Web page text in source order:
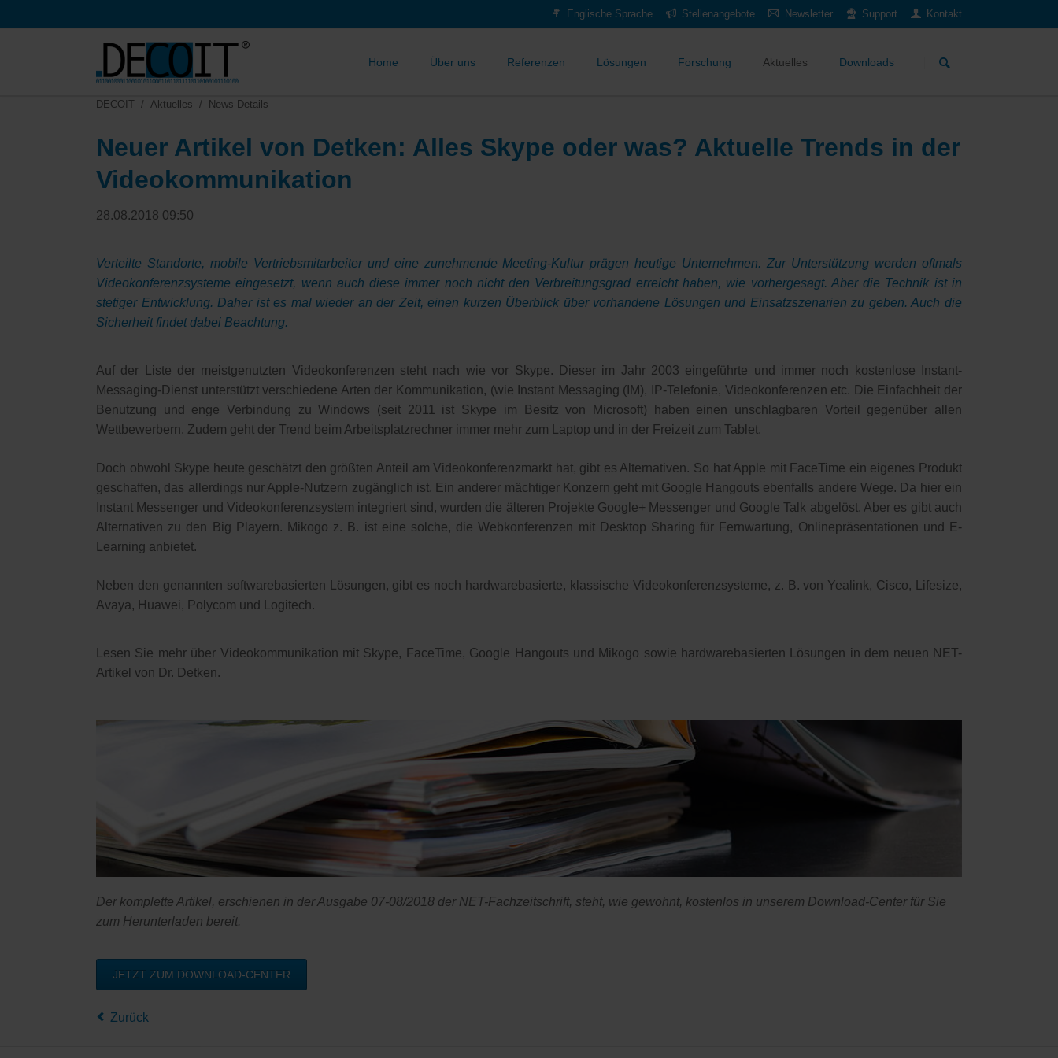
Englische Sprache Stellenangebote Newsletter Support Kontakt
überspringen
Home Über uns Referenzen Lösungen Forschung Aktuelles Downloads
DECOIT Aktuelles News-Details
Neuer Artikel von Detken: Alles Skype oder was? Aktuelle Trends in der
Videokommunikation
28.08.2018 09:50
Verteilte Standorte, mobile Vertriebsmitarbeiter und eine zunehmende Meeting-Kultur prägen heutige Unternehmen. Zur Unterstützung werden oftmals
Videokonferenzsysteme eingesetzt, wenn auch diese immer noch nicht den Verbreitungsgrad erreicht haben, wie vorhergesagt. Aber die Technik ist in
stetiger Entwicklung. Daher ist es mal wieder an der Zeit, einen kurzen Überblick über vorhandene Lösungen und Einsatzszenarien zu geben. Auch die
Sicherheit findet dabei Beachtung.
Auf der Liste der meistgenutzten Videokonferenzen steht nach wie vor Skype. Dieser im Jahr 2003 eingeführte und immer noch kostenlose Instant-
Messaging-Dienst unterstützt verschiedene Arten der Kommunikation, (wie Instant Messaging (IM), IP-Telefonie, Videokonferenzen etc. Die Einfachheit der
Benutzung und enge Verbindung zu Windows (seit 2011 ist Skype im Besitz von Microsoft) haben einen unschlagbaren Vorteil gegenüber allen
Wettbewerbern. Zudem geht der Trend beim Arbeitsplatzrechner immer mehr zum Laptop und in der Freizeit zum Tablet.
Doch obwohl Skype heute geschätzt den größten Anteil am Videokonferenzmarkt hat, gibt es Alternativen. So hat Apple mit FaceTime ein eigenes Produkt
geschaffen, das allerdings nur Apple-Nutzern zugänglich ist. Ein anderer mächtiger Konzern geht mit Google Hangouts ebenfalls andere Wege. Da hier ein
Instant Messenger und Videokonferenzsystem integriert sind, wurden die älteren Projekte Google+ Messenger und Google Talk abgelöst. Aber es gibt auch
Alternativen zu den Big Playern. Mikogo z. B. ist eine solche, die Webkonferenzen mit Desktop Sharing für Fernwartung, Onlinepräsentationen und E-
Learning anbietet.
Neben den genannten softwarebasierten Lösungen, gibt es noch hardwarebasierte, klassische Videokonferenzsysteme, z. B. von Yealink, Cisco, Lifesize,
Avaya, Huawei, Polycom und Logitech.
Lesen Sie mehr über Videokommunikation mit Skype, FaceTime, Google Hangouts und Mikogo sowie hardwarebasierten Lösungen in dem neuen NET-
Artikel von Dr. Detken.
Der komplette Artikel, erschienen in der Ausgabe 07-08/2018 der NET-Fachzeitschrift, steht, wie gewohnt, kostenlos in unserem Download-Center für Sie
zum Herunterladen bereit.
JETZT ZUM DOWNLOAD-CENTER
Zurück